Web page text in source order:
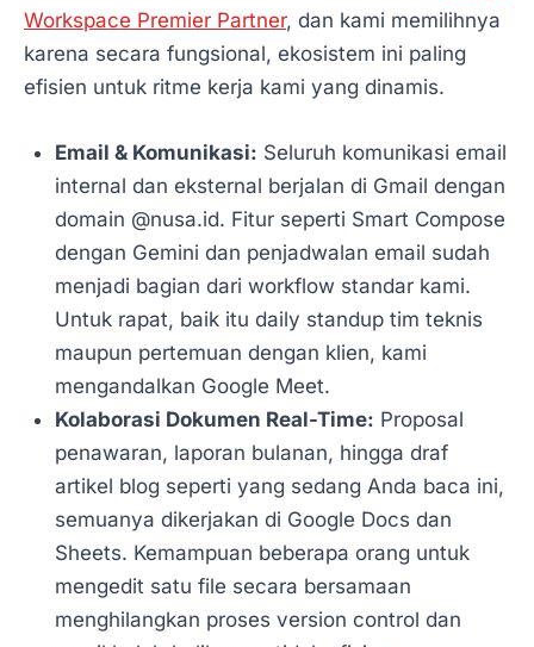
Workspace Premier Partner, dan kami memilihnya
karena secara fungsional, ekosistem ini paling
efisien untuk ritme kerja kami yang dinamis.
Email & Komunikasi: Seluruh komunikasi email
internal dan eksternal berjalan di Gmail dengan
domain @nusa.id. Fitur seperti Smart Compose
dengan Gemini dan penjadwalan email sudah
menjadi bagian dari workflow standar kami.
Untuk rapat, baik itu daily standup tim teknis
maupun pertemuan dengan klien, kami
mengandalkan Google Meet.
Kolaborasi Dokumen Real-Time: Proposal
penawaran, laporan bulanan, hingga draf
artikel blog seperti yang sedang Anda baca ini,
semuanya dikerjakan di Google Docs dan
Sheets. Kemampuan beberapa orang untuk
mengedit satu file secara bersamaan
menghilangkan proses version control dan